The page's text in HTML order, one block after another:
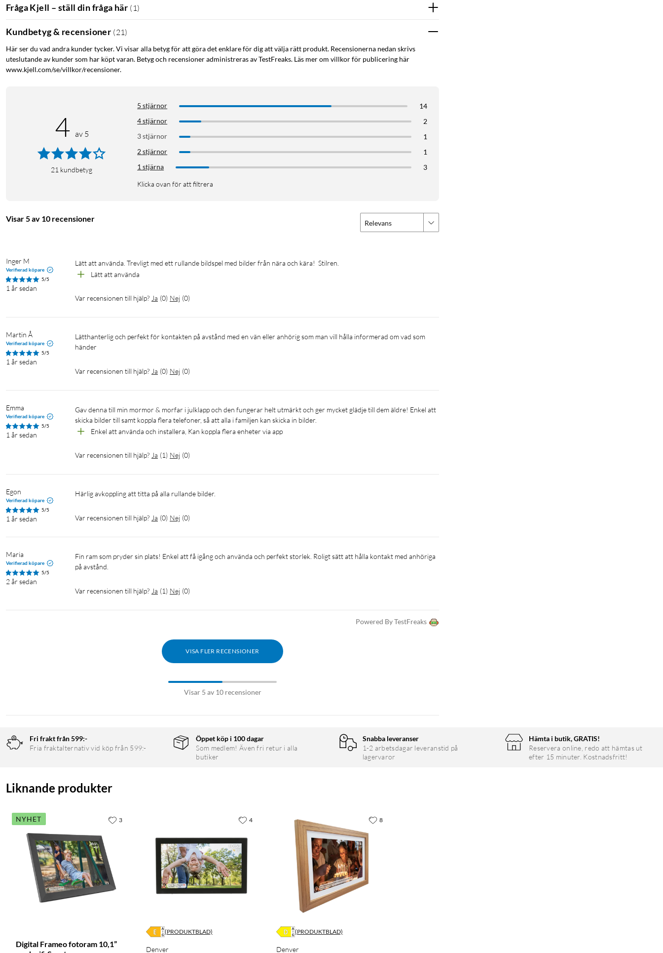
Skicka bilder via Frameo-appen så synkroniserar den direkt till fotoramen
Lägg till hälsningar på dina bilder
Fotoramen har ställbart tidsintervall mellan bilder samt timerfunktion för att automatiskt stänga av sig under natten
Inbyggd lagring på 16 GB och stöd för att läsa från Micro-SD-kort (upp till 32 GB)
Möjlighet att lägga till eller ta bort användare direkt på touchskärmen
Fråga Kjell – ställ din fråga här ( 1 )
Kundbetyg & recensioner (21 )
Här ser du vad andra kunder tycker. Vi visar alla betyg för att göra det enklare för dig att välja rätt produkt. Recensionerna nedan skrivs
uteslutande av kunder som har köpt varan. Betyg och recensioner administreras av TestFreaks. Läs mer om villkor för publicering här
www.kjell.com/se/villkor/recensioner.
4 av 5
21 kundbetyg
5 stjärnor
14
4 stjärnor
2
3 stjärnor
1
2 stjärnor
1
1 stjärna
3
Klicka ovan för att filtrera
Visar 5 av 10 recensioner Relevans
Inger M
Verifierad köpare
5/5
1 år sedan
Lätt att använda. Trevligt med ett rullande bildspel med bilder från nära och kära!  Stilren.
Lätt att använda
Var recensionen till hjälp? Ja (0) Nej (0)
Martin Å
Verifierad köpare
5/5
1 år sedan
lätthanterlig och perfekt för kontakten på avstånd med en vän eller anhörig som man vill hålla informerad om vad som
Var recensionen till hjälp? Ja (0) Nej (0)
Emma
Verifierad köpare
5/5
1 år sedan
Gav denna till min mormor & morfar i julklapp och den fungerar helt utmärkt och ger mycket glädje till dem äldre! Enkel att
skicka bilder till samt koppla flera telefoner, så att alla i familjen kan skicka in bilder.
Enkel att använda och installera, Kan koppla flera enheter via app
Var recensionen till hjälp? Ja (1) Nej (0)
Egon
Verifierad köpare
5/5
1 år sedan
Härlig avkoppling att titta på alla rullande bilder.
Var recensionen till hjälp? Ja (0) Nej (0)
Maria
Verifierad köpare
5/5
2 år sedan
Fin ram som pryder sin plats! Enkel att få igång och använda och perfekt storlek. Roligt sätt att hålla kontakt med anhöriga
på avstånd.
Var recensionen till hjälp? Ja (1) Nej (0)
Powered By TestFreaks
VISA FLER RECENSIONER
Visar 5 av 10 recensioner
Fri frakt från 599:-
Fria fraktalternativ vid köp från 599:-
Öppet köp i 100 dagar
Som medlem! Även fri retur i alla
butiker
Snabba leveranser
1-2 arbetsdagar leveranstid på
lagervaror
Hämta i butik, GRATIS!
Reservera online, redo att hämtas ut
efter 15 minuter. Kostnadsfritt!
Liknande produkter
NYHET
Digital Frameo fotoram 10,1”
3
(PRODUKTBLAD)
Denver
4
(PRODUKTBLAD)
Denver
8